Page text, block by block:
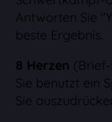
Antworten Sie
beste Ergebnis.
8 Herzen
Sie benutzt ein
Sie